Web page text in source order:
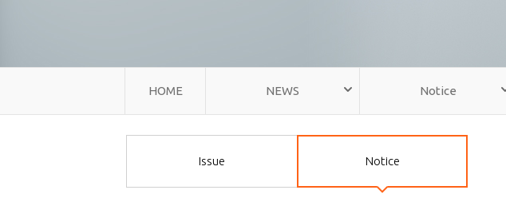
HOME NEWS Notice
Issue Notice